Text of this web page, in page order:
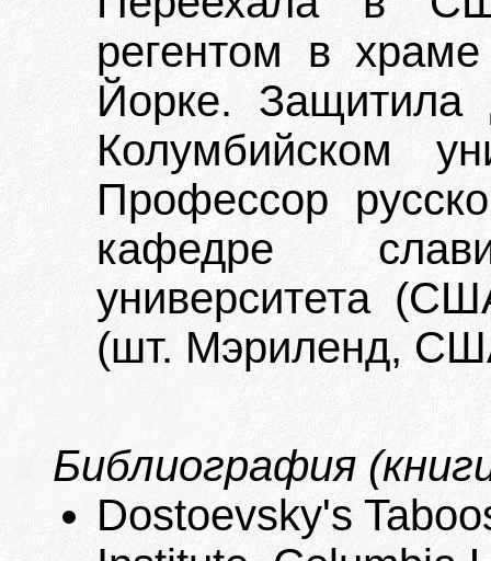
регентом в
Йорке. Защитила
Колумбийском
Профессор
кафедре
университета
(шт. Мэриленд,
Библиография
Dostoevsky's